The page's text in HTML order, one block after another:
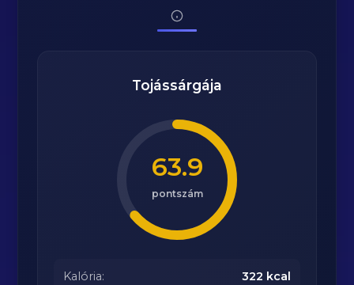
Tojássárgája
63.9
pontszám
Kalória: 322 kcal